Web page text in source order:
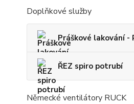
Doplňkové služby
Práškové lakování -
ŘEZ spiro potrubí
Německé ventilátory RUCK